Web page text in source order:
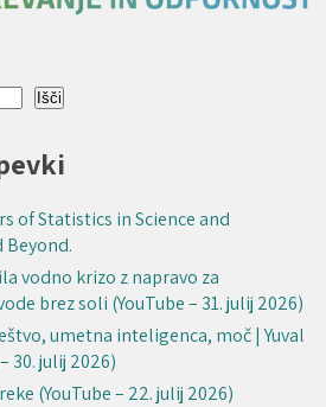
Išči
of Statistics in Science and
Beyond.
vodno krizo z napravo za
brez soli (YouTube – 31. julij 2026)
umetna inteligenca, moč | Yuval
30. julij 2026)
(YouTube – 22. julij 2026)